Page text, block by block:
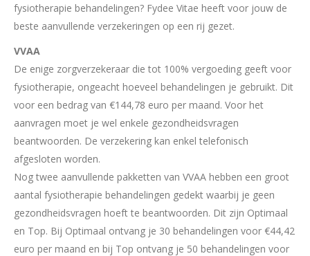
fysiotherapie behandelingen? Fydee Vitae heeft voor jouw de
beste aanvullende verzekeringen op een rij gezet.
VVAA
De enige zorgverzekeraar die tot 100% vergoeding geeft voor
fysiotherapie, ongeacht hoeveel behandelingen je gebruikt. Dit
voor een bedrag van €144,78 euro per maand. Voor het
aanvragen moet je wel enkele gezondheidsvragen
beantwoorden. De verzekering kan enkel telefonisch
afgesloten worden.
Nog twee aanvullende pakketten van VVAA hebben een groot
aantal fysiotherapie behandelingen gedekt waarbij je geen
gezondheidsvragen hoeft te beantwoorden. Dit zijn Optimaal
en Top. Bij Optimaal ontvang je 30 behandelingen voor €44,42
euro per maand en bij Top ontvang je 50 behandelingen voor